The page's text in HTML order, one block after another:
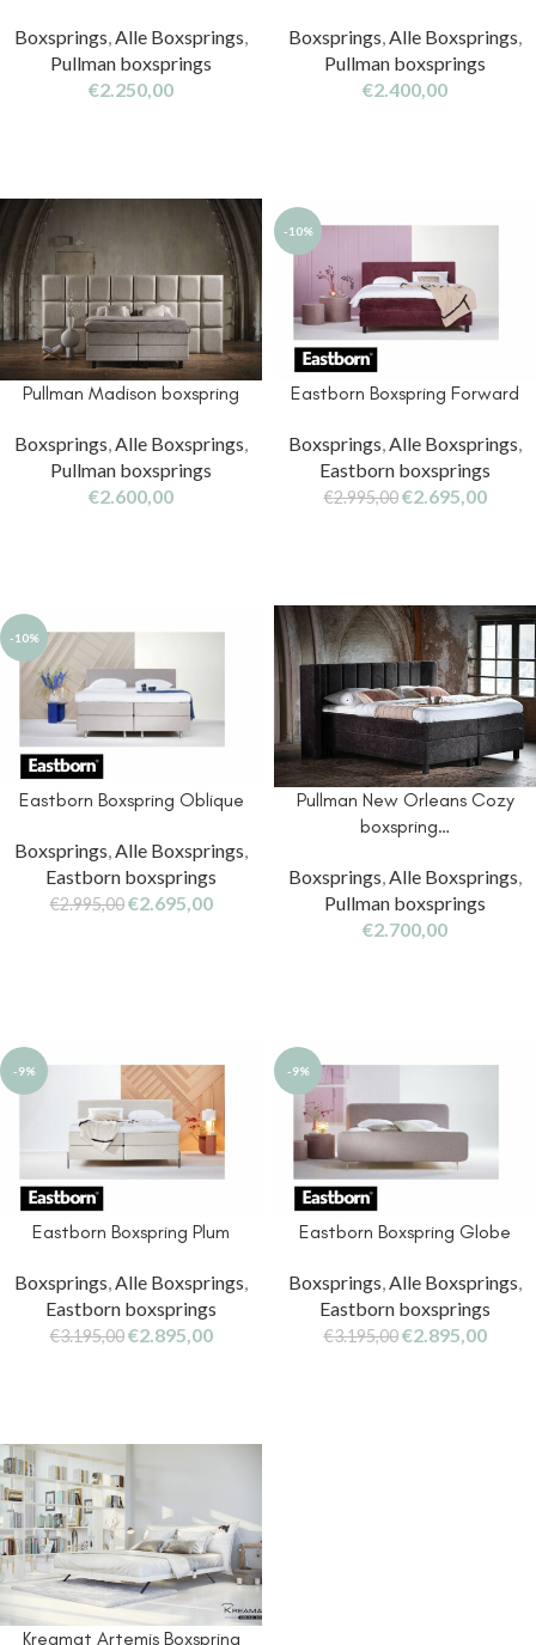
Boxsprings,Alle Boxsprings,
Pullman boxsprings
€2.250,00
Boxsprings,Alle Boxsprings,
Pullman boxsprings
€2.400,00
Pullman Madison boxspring
Boxsprings,Alle Boxsprings,
Pullman boxsprings
€2.600,00
-10%
Eastborn Boxspring Forward
Boxsprings,Alle Boxsprings,
Eastborn boxsprings
€2.995,00 €2.695,00
-10%
Eastborn Boxspring Oblique
Boxsprings Alle Boxsprings
Eastborn boxsprings
€2.995,00 €2.695,00
Pullman New Orleans Cozy
boxspring…
Boxsprings Alle Boxsprings
Pullman boxsprings
€2.700,00
-9%
Eastborn Boxspring Plum
Boxsprings,Alle Boxsprings,
Eastborn boxsprings
€3.195,00 €2.895,00
-9%
Eastborn Boxspring Globe
Boxsprings,Alle Boxsprings,
Eastborn boxsprings
€3.195,00 €2.895,00
Kreamat Artemis Boxspring